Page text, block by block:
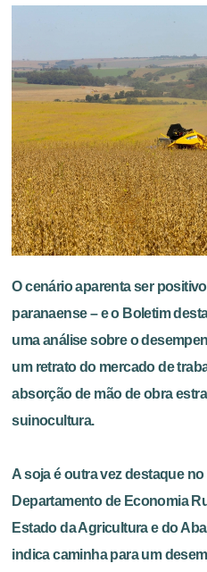
O cenário aparenta ser
paranaense – e o Boletim
uma análise sobre o
um retrato do mercado de
absorção de mão de obra
suinocultura.
A soja é outra vez destaque
Departamento de Economia
Estado da Agricultura e do
indica caminha para um